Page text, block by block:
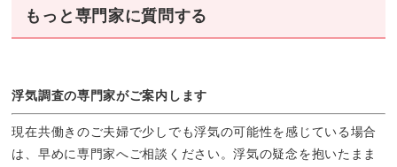
もっと専門家に質問する
浮気調査の専門家がご案内します
現在共働きのご夫婦で少しでも浮気の可能性を感じている場合
は、早めに専門家へご相談ください。浮気の疑念を抱いたまま